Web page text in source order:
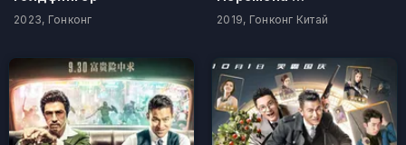
2023, Гонконг 2019, Гонконг Китай